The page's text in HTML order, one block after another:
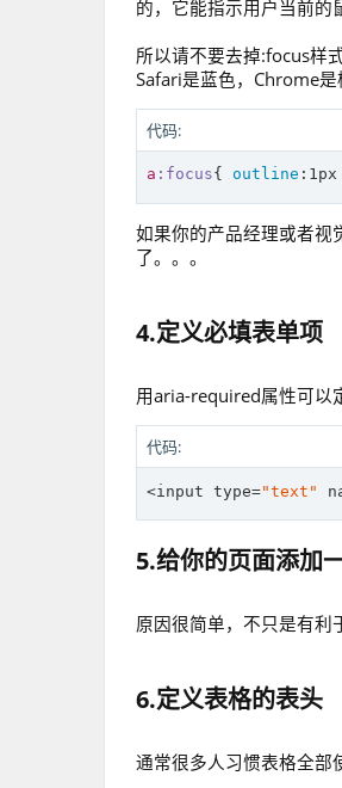
的，它能指示用户当前的
所以请不要去掉:focus样
Safari是蓝色，Chrome是
代码:
a :focus{ outline : 1px
如果你的产品经理或者视
了。。。
4.定义必填表单项
用aria-required属性可以
代码:
<input type="text"
5.给你的页面添加
原因很简单，不只是有利
6.定义表格的表头
通常很多人习惯表格全部